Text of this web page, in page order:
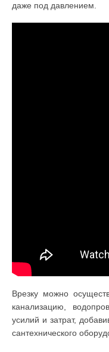
даже под давлением.
Врезку можно
канализацию,
усилий и затрат,
сантехнического